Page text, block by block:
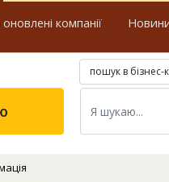
компанії
пошук в бізнес-